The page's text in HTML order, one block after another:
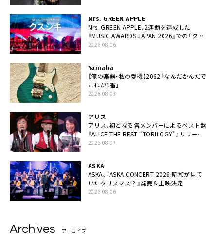
Mrs. GREEN APPLE
Mrs. GREEN APPLE、2連覇を達成した
『MUSIC AWARDS JAPAN 2026』での「クス
シキ」ライブパフォーマンスをYouTube公開
2026.08.06
Yamaha
【俺の楽器・私の愛機】2062「なんだかんだで
これが1番」
2026.08.03
アリス
アリス、初となる各メンバーによるベスト盤
『ALICE THE BEST “TORILOGY”』リリース
決定
2026.08.07
ASKA
ASKA、『ASKA CONCERT 2026 昭和が見て
いたクリスマス!? 』発売＆上映決定
2026.08.06
Archives アーカイブ